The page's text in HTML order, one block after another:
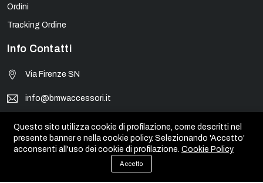
Ordini
Tracking Ordine
Info Contatti
Via Firenze SN
info@bmwaccessori.it
+39090930310
© BMW Accessori - PIVA 01931450835. Tutti i marchi, loghi e
immagini appartengono ai rispettivi proprietari.
Questo sito utilizza cookie di profilazione, come descritti nel
presente banner e nella cookie policy. Selezionando 'Accetto'
acconsenti all'uso dei cookie di profilazione. Cookie Policy
Accetto